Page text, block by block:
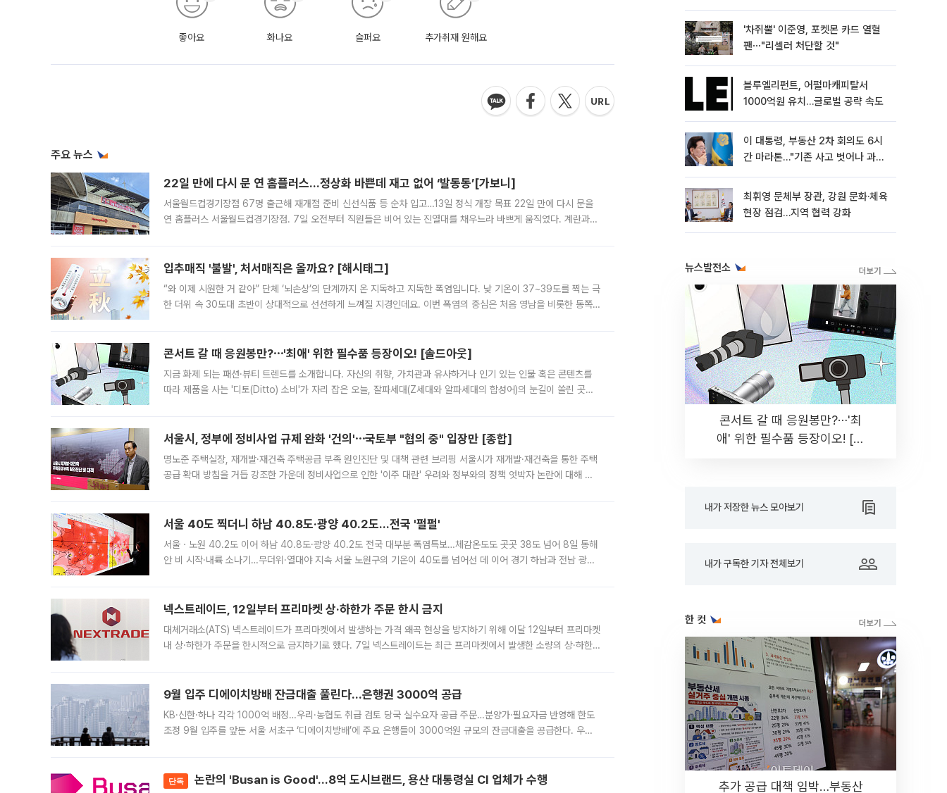
좋아요 화나요 슬퍼요 추가취재 원해요
주요 뉴스
22일 만에 다시 문 연 홈플러스…정상화 바쁜데 재고 없어 ‘발동동’[가보니]
서울월드컵경기장점 67명 출근해 재개점 준비 신선식품 등 순차 입고…13일 정식 개장 목표 22일 만에 다시 문을
연 홈플러스 서울월드컵경기장점. 7일 오전부터 직원들은 비어 있는 진열대를 채우느라 바쁘게 움직였다. 계란과
입추매직 '불발', 처서매직은 올까요? [해시태그]
“와 이제 시원한 거 같아” 단체 ‘뇌손상’의 단계까지 온 지독하고 지독한 폭염입니다. 낮 기온이 37~39도를 찍는 극
한 더위 속 30도대 초반이 상대적으로 선선하게 느껴질 지경인데요. 이번 폭염의 중심은 처음 영남을 비롯한 동쪽
콘서트 갈 때 응원봉만?⋯'최애' 위한 필수품 등장이오! [솔드아웃]
지금 화제 되는 패션·뷰티 트렌드를 소개합니다. 자신의 취향, 가치관과 유사하거나 인기 있는 인물 혹은 콘텐츠를
따라 제품을 사는 '디토(Ditto) 소비'가 자리 잡은 오늘, 잘파세대(Z세대와 알파세대의 합성어)의 눈길이 쏠린 곳은
서울시, 정부에 정비사업 규제 완화 '건의'⋯국토부 "협의 중" 입장만 [종합]
명노준 주택실장, 재개발·재건축 주택공급 부족 원인진단 및 대책 관련 브리핑 서울시가 재개발·재건축을 통한 주택
공급 확대 방침을 거듭 강조한 가운데 정비사업으로 인한 '이주 대란' 우려와 정부와의 정책 엇박자 논란에 대해 정
서울 40도 찍더니 하남 40.8도·광양 40.2도…전국 '펄펄'
서울ㆍ노원 40.2도 이어 하남 40.8도·광양 40.2도 전국 대부분 폭염특보…체감온도도 곳곳 38도 넘어 8일 동해
안 비 시작·내륙 소나기…무더위·열대야 지속 서울 노원구의 기온이 40도를 넘어선 데 이어 경기 하남과 전남 광양
넥스트레이드, 12일부터 프리마켓 상·하한가 주문 한시 금지
대체거래소(ATS) 넥스트레이드가 프리마켓에서 발생하는 가격 왜곡 현상을 방지하기 위해 이달 12일부터 프리마켓
내 상·하한가 주문을 한시적으로 금지하기로 했다. 7일 넥스트레이드는 최근 프리마켓에서 발생한 소량의 상·하한
9월 입주 디에이치방배 잔금대출 풀린다…은행권 3000억 공급
KB·신한·하나 각각 1000억 배정…우리·농협도 취급 검토 당국 실수요자 공급 주문…분양가·필요자금 반영해 한도
조정 9월 입주를 앞둔 서울 서초구 ‘디에이치방배’에 주요 은행들이 3000억원 규모의 잔금대출을 공급한다. 우리
단독 논란의 'Busan is Good'…8억 도시브랜드, 용산 대통령실 CI 업체가 수행
'차쥐뿔' 이준영, 포켓몬 카드 열혈
팬⋯"리셀러 처단할 것"
블루엘리펀트, 어펄마캐피탈서
1000억원 유치…글로벌 공략 속도
이 대통령, 부동산 2차 회의도 6시
간 마라톤…"기존 사고 벗어나 과감
최휘영 문체부 장관, 강원 문화·체육
현장 점검…지역 협력 강화
뉴스발전소
콘서트 갈 때 응원봉만?⋯'최
애' 위한 필수품 등장이오! [솔
내가 저장한 뉴스 모아보기
내가 구독한 기자 전체보기
한 컷
추가 공급 대책 임박…부동산